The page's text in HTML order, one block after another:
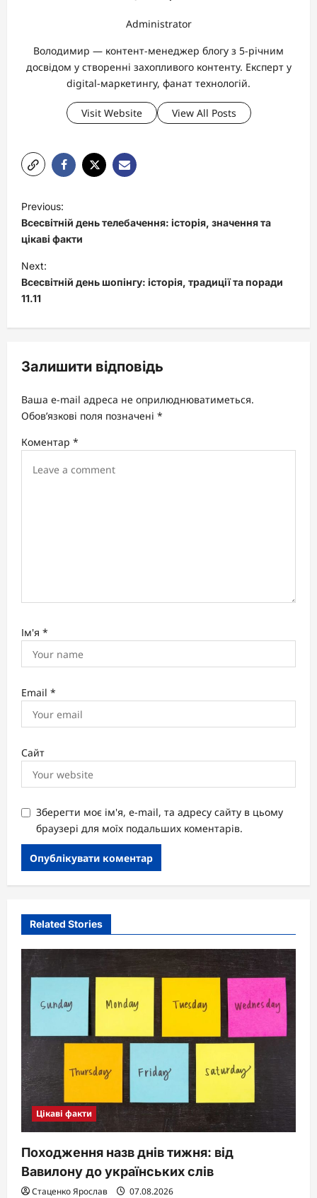
Administrator
Володимир — контент-менеджер блогу з 5-річним
досвідом у створенні захопливого контенту. Експерт у
digital-маркетингу, фанат технологій.
Visit Website View All Posts
P
o
s
t
n
a
v
g
a
t
i
Previous:
Всесвітній день телебачення: історія, значення та
цікаві факти
Next:
Всесвітній день шопінгу: історія, традиції та поради
11.11
Залишити відповідь
Ваша e-mail адреса не оприлюднюватиметься.
Обов’язкові поля позначені *
Коментар *
Ім'я *
Email *
Сайт
Зберегти моє ім'я, e-mail, та адресу сайту в цьому
браузері для моїх подальших коментарів.
Related Stories
Цікаві факти
Походження назв днів тижня: від
Вавилону до українських слів
Стаценко Ярослав 07.08.2026